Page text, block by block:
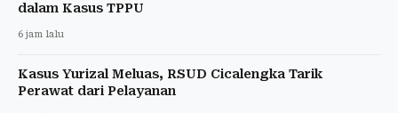
dalam Kasus TPPU
6 jam lalu
Kasus Yurizal Meluas, RSUD Cicalengka Tarik
Perawat dari Pelayanan